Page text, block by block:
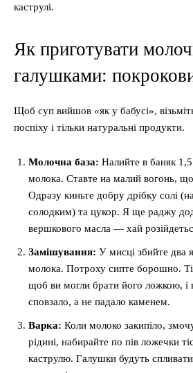
каструлі.
Як приготувати
галушками:
Щоб суп вийшов «як у бабусі»,
поспіху і тільки натуральні продукти.
Молочна база: Налийте в баняк
молока. Ставте на малий вогонь,
Одразу киньте добру дрібку солі
солодким) та цукор. Я ще раджу
вершкового масла — хай
Замішування: У мисці збийте два
молока. Потроху сипте борошно.
щоб ви могли брати його ложкою, і
сповзало, а не падало каменем.
Варка: Коли молоко закипіло,
рідині, набирайте по пів ложечки
каструлю. Галушки будуть